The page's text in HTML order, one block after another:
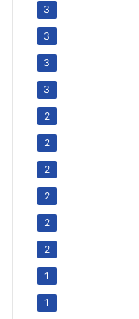
3
3
3
3
2
2
2
2
2
2
1
1